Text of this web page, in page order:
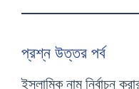
প্রশ্ন উত্তর পর্ব
ইসলামিক নাম নির্বাচন